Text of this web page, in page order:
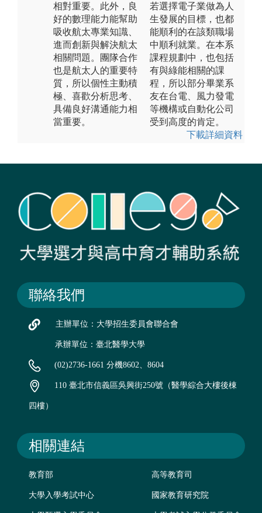
相對重要。此外，良
好的數理能力能幫助
吸收航太專業知識、
進而創新與解決航太
相關問題。團隊合作
也是航太人的重要特
質，所以個性主動積
極、喜歡分析思考、
具備良好溝通能力相
當重要。
若選擇電子業做為人
生發展的目標，也都
能順利的在該類職場
中順利就業。在本系
課程規劃中，也包括
有與綠能相關的課
程，所以部分畢業系
友在台電、風力發電
等機構或自動化公司
受到高度的肯定。
下載詳細資料
聯絡我們
主辦單位：大學招生委員會聯合會
承辦單位：臺北醫學大學
(02)2736-1661 分機8602、8604
110 臺北市信義區吳興街250號（醫學綜合大樓後棟
四樓）
相關連結
教育部 高等教育司
大學入學考試中心 國家教育研究院